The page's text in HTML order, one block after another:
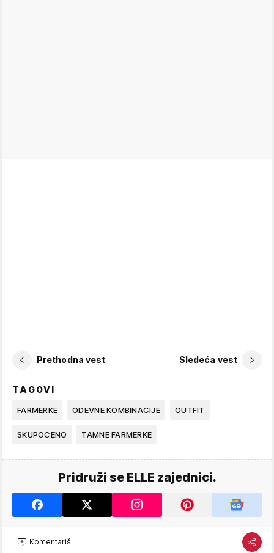
Prethodna vest Sledeća vest
TAGOVI
FARMERKE ODEVNE KOMBINACIJE OUTFIT
SKUPOCENO TAMNE FARMERKE
Pridruži se ELLE zajednici.
Komentariši